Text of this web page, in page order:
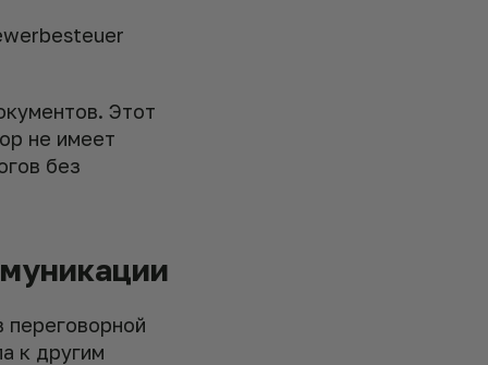
Этот
не имеет
без
переговорной
к другим